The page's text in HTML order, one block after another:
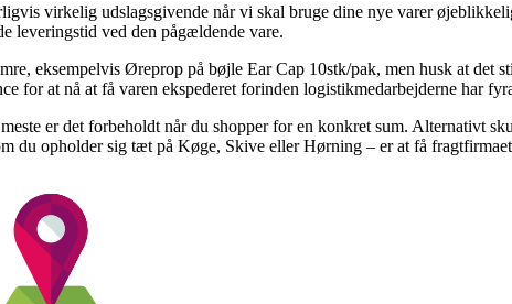
virkelig udslagsgivende når vi skal bruge dine nye varer
leveringstid ved den pågældende vare.
eksempelvis Øreprop på bøjle Ear Cap 10stk/pak, men husk at det
for at nå at få varen ekspederet forinden logistikmedarbejderne har
er det forbeholdt når du shopper for en konkret sum. Alternativt
du opholder sig tæt på Køge, Skive eller Hørning – er at få